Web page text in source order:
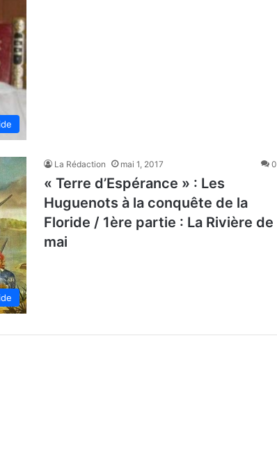
La Rédaction mai 1, 2017 0
« Terre d’Espérance » : Les
Huguenots à la conquête de la
Floride / 1ère partie : La Rivière de
mai